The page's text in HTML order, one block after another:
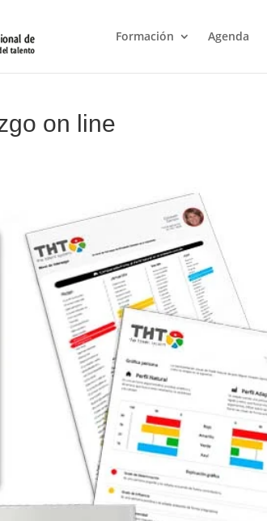
Formación Agenda
on line